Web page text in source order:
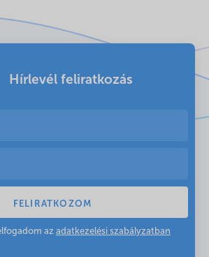
Hírlevél feliratkozás
az adatkezelési szabályzatban